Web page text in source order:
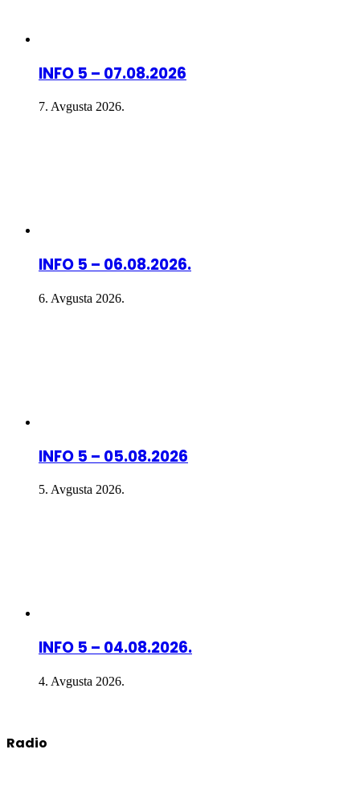
INFO 5 – 07.08.2026
7. Avgusta 2026.
INFO 5 – 06.08.2026.
6. Avgusta 2026.
INFO 5 – 05.08.2026
5. Avgusta 2026.
INFO 5 – 04.08.2026.
4. Avgusta 2026.
Radio